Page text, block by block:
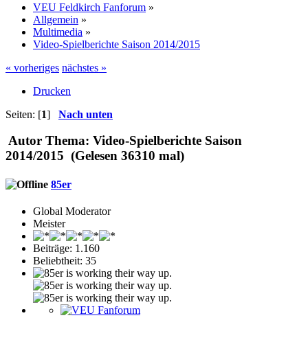
VEU Feldkirch Fanforum »
Allgemein »
Multimedia »
Video-Spielberichte Saison 2014/2015
« vorheriges nächstes »
Drucken
Seiten: [1] Nach unten
Autor Thema: Video-Spielberichte Saison
2014/2015 (Gelesen 36310 mal)
85er
Global Moderator
Meister
Beiträge: 1.160
Beliebtheit: 35